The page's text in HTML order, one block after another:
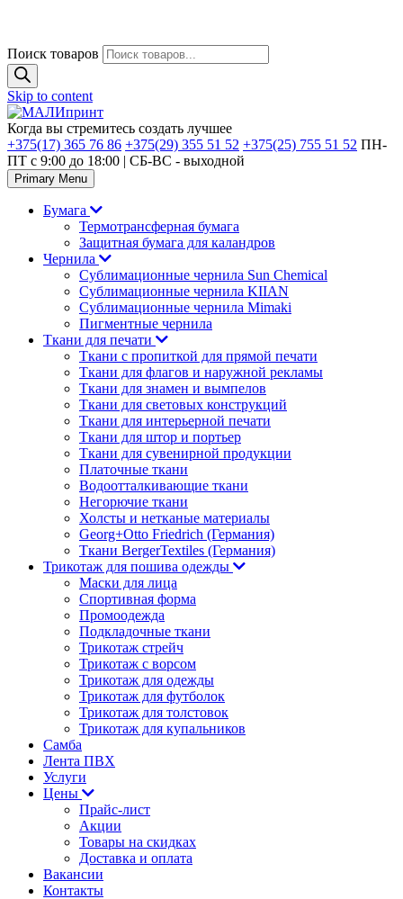
Поиск товаров
Skip to content
Когда вы стремитесь создать лучшее
+375(17) 365 76 86 +375(29) 355 51 52 +375(25) 755 51 52 ПН-
ПТ с 9:00 до 18:00 | CБ-ВС - выходной
Primary Menu
Бумага
Термотрансферная бумага
Защитная бумага для каландров
Чернила
Сублимационные чернила Sun Chemical
Сублимационные чернила KIIAN
Сублимационные чернила Mimaki
Пигментные чернила
Ткани для печати
Ткани с пропиткой для прямой печати
Ткани для флагов и наружной рекламы
Ткани для знамен и вымпелов
Ткани для световых конструкций
Ткани для интерьерной печати
Ткани для штор и портьер
Ткани для сувенирной продукции
Платочные ткани
Водоотталкивающие ткани
Негорючие ткани
Холсты и нетканые материалы
Georg+Otto Friedrich (Германия)
Ткани BergerTextiles (Германия)
Трикотаж для пошива одежды
Маски для лица
Спортивная форма
Промоодежда
Подкладочные ткани
Трикотаж стрейч
Трикотаж с ворсом
Трикотаж для одежды
Трикотаж для футболок
Трикотаж для толстовок
Трикотаж для купальников
Самба
Лента ПВХ
Услуги
Цены
Прайс-лист
Акции
Товары на скидках
Доставка и оплата
Вакансии
Контакты